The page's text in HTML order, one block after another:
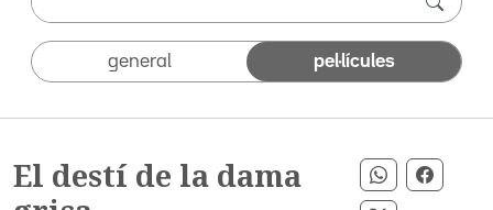
general pel·lícules
El destí de la dama
Compartir